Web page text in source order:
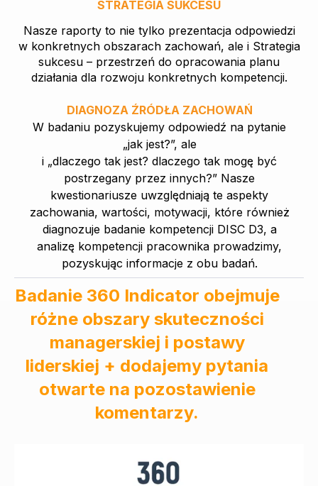
STRATEGIA SUKCESU
Nasze raporty to nie tylko prezentacja odpowiedzi
w konkretnych obszarach zachowań, ale i Strategia
sukcesu – przestrzeń do opracowania planu
działania dla rozwoju konkretnych kompetencji.
DIAGNOZA ŹRÓDŁA ZACHOWAŃ
W badaniu pozyskujemy odpowiedź na pytanie
„jak jest?”, ale
i „dlaczego tak jest? dlaczego tak mogę być
postrzegany przez innych?” Nasze
kwestionariusze uwzględniają te aspekty
zachowania, wartości, motywacji, które również
diagnozuje badanie kompetencji DISC D3, a
analizę kompetencji pracownika prowadzimy,
pozyskując informacje z obu badań.
Badanie 360 Indicator obejmuje
różne obszary skuteczności
managerskiej i postawy
liderskiej + dodajemy pytania
otwarte na pozostawienie
komentarzy.